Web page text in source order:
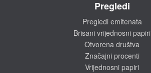
Pregledi
Pregledi emitenata
Brisani vrijednosni papiri
Otvorena društva
Značajni procenti
Vrijednosni papiri